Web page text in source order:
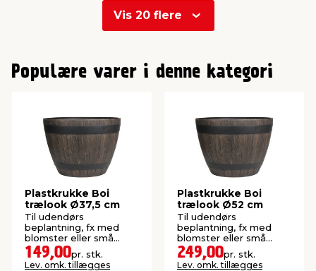
Vis 20 flere
1
2
Populære varer i denne kategori
Plastkrukke Boi
trælook Ø37,5 cm
Til udendørs
beplantning, fx med
blomster eller små
buske. Lavet af plast.
149,00pr. stk.
Lev. omk. tillægges
Plastkrukke Boi
trælook Ø52 cm
Til udendørs
beplantning, fx med
blomster eller små
buske. Lavet af plast.
249,00pr. stk.
Lev. omk. tillægges